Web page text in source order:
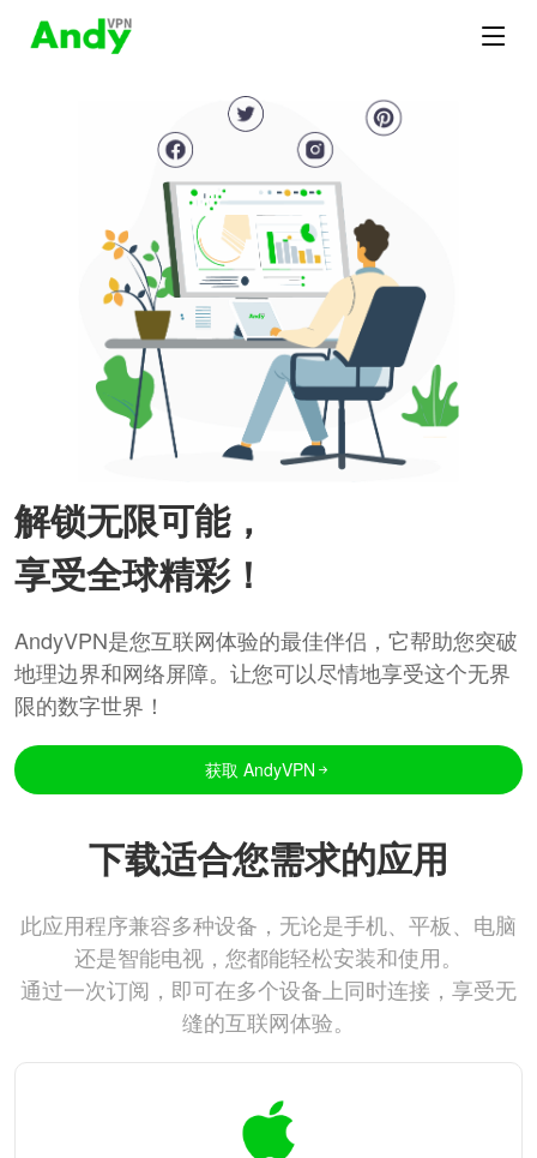
解锁无限可能，
享受全球精彩！
AndyVPN是您互联网体验的最佳伴侣，它帮助您突破
地理边界和网络屏障。让您可以尽情地享受这个无界
限的数字世界！
获取 AndyVPN
下载适合您需求的应用
此应用程序兼容多种设备，无论是手机、平板、电脑
还是智能电视，您都能轻松安装和使用。
通过一次订阅，即可在多个设备上同时连接，享受无
缝的互联网体验。